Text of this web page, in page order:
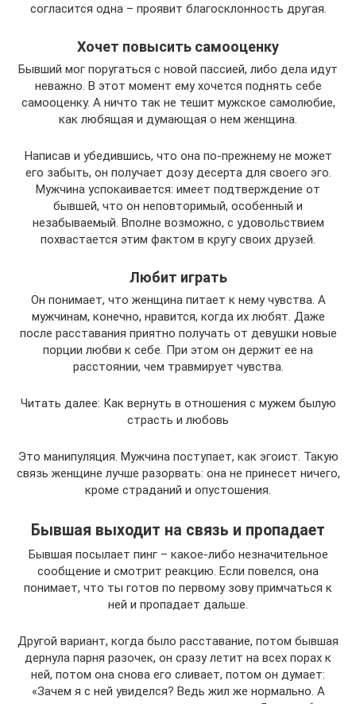
согласится одна – проявит благосклонность другая.
Хочет повысить самооценку
Бывший мог поругаться с новой пассией, либо дела идут
неважно. В этот момент ему хочется поднять себе
самооценку. А ничто так не тешит мужское самолюбие,
как любящая и думающая о нем женщина.
Написав и убедившись, что она по-прежнему не может
его забыть, он получает дозу десерта для своего эго.
Мужчина успокаивается: имеет подтверждение от
бывшей, что он неповторимый, особенный и
незабываемый. Вполне возможно, с удовольствием
похвастается этим фактом в кругу своих друзей.
Любит играть
Он понимает, что женщина питает к нему чувства. А
мужчинам, конечно, нравится, когда их любят. Даже
после расставания приятно получать от девушки новые
порции любви к себе. При этом он держит ее на
расстоянии, чем травмирует чувства.
Читать далее: Как вернуть в отношения с мужем былую
страсть и любовь
Это манипуляция. Мужчина поступает, как эгоист. Такую
связь женщине лучше разорвать: она не принесет ничего,
кроме страданий и опустошения.
Бывшая выходит на связь и пропадает
Бывшая посылает пинг – какое-либо незначительное
сообщение и смотрит реакцию. Если повелся, она
понимает, что ты готов по первому зову примчаться к
ней и пропадает дальше.
Другой вариант, когда было расставание, потом бывшая
дернула парня разочек, он сразу летит на всех порах к
ней, потом она снова его сливает, потом он думает:
«Зачем я с ней увиделся? Ведь жил же нормально. А